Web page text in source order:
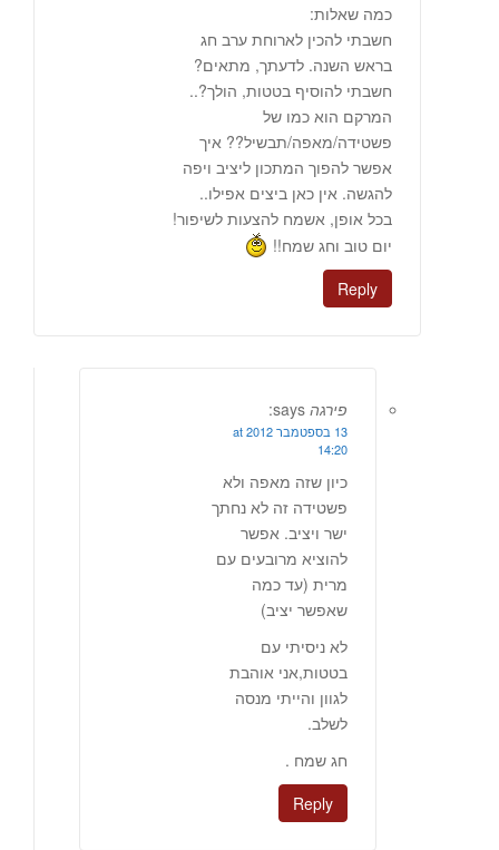
כמה שאלות:
חשבתי להכין לארוחת ערב חג
בראש השנה. לדעתך, מתאים?
חשבתי להוסיף בטטות, הולך?..
המרקם הוא כמו של
פשטידה/מאפה/תבשיל?? איך
אפשר להפוך המתכון ליציב ויפה
להגשה. אין כאן ביצים אפילו..
בכל אופן, אשמח להצעות לשיפור!
יום טוב וחג שמח!!
Reply
פירגה says:
13 בספטמבר 2012 at
14:20
כיון שזה מאפה ולא
פשטידה זה לא נחתך
ישר ויציב. אפשר
להוציא מרובעים עם
מרית (עד כמה
שאפשר יציב)
לא ניסיתי עם
בטטות,אני אוהבת
לגוון והייתי מנסה
לשלב.
חג שמח .
Reply